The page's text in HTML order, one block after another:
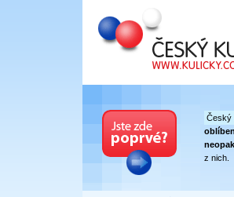
Český kuličkový svaz
Český
z nich.